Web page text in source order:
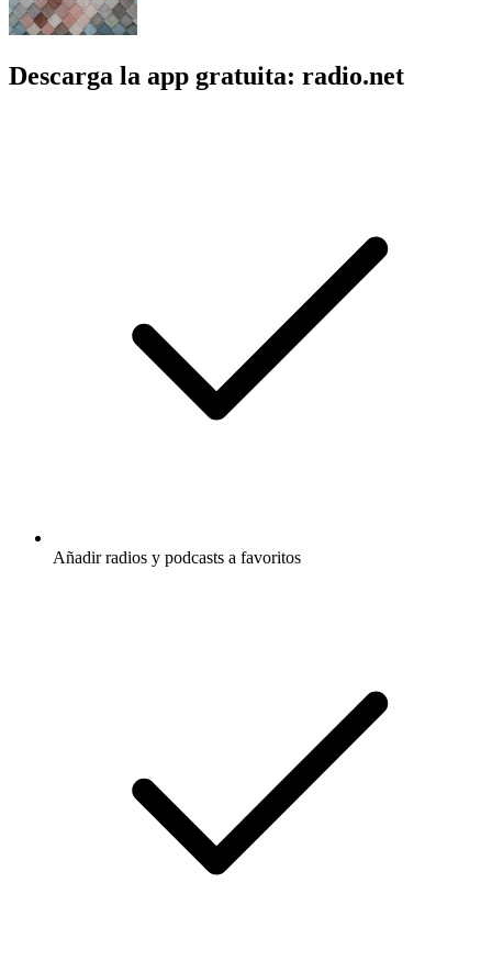
Descarga la app gratuita: radio.net
Añadir radios y podcasts a favoritos